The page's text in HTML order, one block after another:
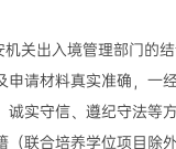
机关出入境管理部门
申请材料真实准确，
诚实守信、遵纪守法
（联合培养学位项目除